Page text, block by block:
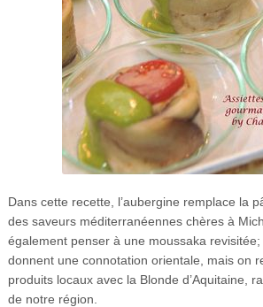
Dans cette recette, l’aubergine remplace la
des saveurs méditerranéennes chères à
également penser à une moussaka
donnent une connotation orientale, mais on
produits locaux avec la Blonde d’Aquitaine,
de notre région.